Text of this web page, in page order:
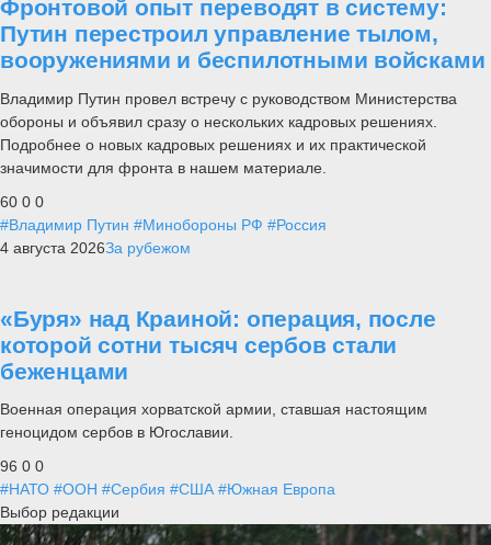
Фронтовой опыт переводят в систему:
Путин перестроил управление тылом,
вооружениями и беспилотными войсками
Владимир Путин провел встречу с руководством Министерства
обороны и объявил сразу о нескольких кадровых решениях.
Подробнее о новых кадровых решениях и их практической
значимости для фронта в нашем материале.
60 0 0
#Владимир Путин #Минобороны РФ #Россия
4 августа 2026За рубежом
«Буря» над Краиной: операция, после
которой сотни тысяч сербов стали
беженцами
Военная операция хорватской армии, ставшая настоящим
геноцидом сербов в Югославии.
96 0 0
#НАТО #ООН #Сербия #США #Южная Европа
Выбор редакции